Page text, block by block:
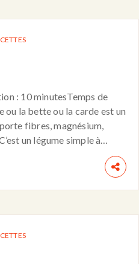
: 10 minutesTemps de
ou la bette ou la carde est un
fibres, magnésium,
un légume simple à…